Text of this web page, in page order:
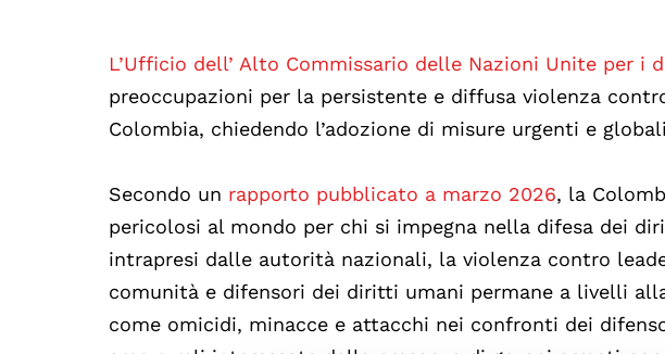
L’Ufficio dell’ Alto Commissario delle Nazioni Unite per i
preoccupazioni per la persistente e diffusa violenza
Colombia, chiedendo l’adozione di misure urgenti e
Secondo un rapporto pubblicato a marzo 2026, la
pericolosi al mondo per chi si impegna nella difesa dei
intrapresi dalle autorità nazionali, la violenza contro
comunità e difensori dei diritti umani permane a livelli
come omicidi, minacce e attacchi nei confronti dei